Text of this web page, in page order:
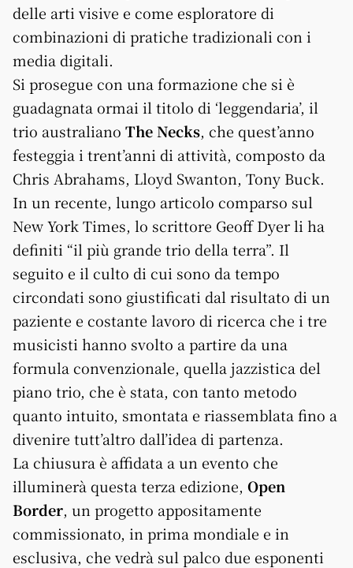
delle arti visive e come esploratore di
combinazioni di pratiche tradizionali con i
media digitali.
Si prosegue con una formazione che si è
guadagnata ormai il titolo di ‘leggendaria’, il
trio australiano The Necks, che quest’anno
festeggia i trent’anni di attività, composto da
Chris Abrahams, Lloyd Swanton, Tony Buck.
In un recente, lungo articolo comparso sul
New York Times, lo scrittore Geoff Dyer li ha
definiti “il più grande trio della terra”. Il
seguito e il culto di cui sono da tempo
circondati sono giustificati dal risultato di un
paziente e costante lavoro di ricerca che i tre
musicisti hanno svolto a partire da una
formula convenzionale, quella jazzistica del
piano trio, che è stata, con tanto metodo
quanto intuito, smontata e riassemblata fino a
divenire tutt’altro dall’idea di partenza.
La chiusura è affidata a un evento che
illuminerà questa terza edizione, Open
Border, un progetto appositamente
commissionato, in prima mondiale e in
esclusiva, che vedrà sul palco due esponenti